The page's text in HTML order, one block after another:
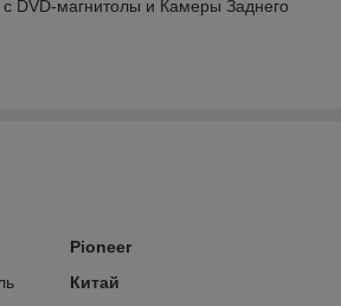
с DVD-магнитолы и Камеры Заднего
Pioneer
Китай